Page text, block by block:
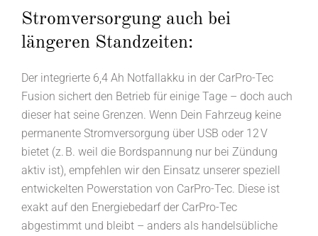
Stromversorgung auch bei
längeren Standzeiten:
Der integrierte 6,4 Ah Notfallakku in der CarPro-Tec
Fusion sichert den Betrieb für einige Tage – doch auch
dieser hat seine Grenzen. Wenn Dein Fahrzeug keine
permanente Stromversorgung über USB oder 12 V
bietet (z. B. weil die Bordspannung nur bei Zündung
aktiv ist), empfehlen wir den Einsatz unserer speziell
entwickelten Powerstation von CarPro-Tec. Diese ist
exakt auf den Energiebedarf der CarPro-Tec
abgestimmt und bleibt – anders als handelsübliche